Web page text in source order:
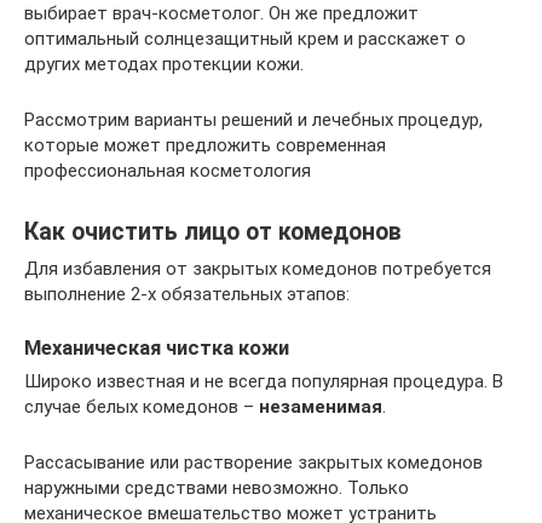
выбирает врач-косметолог. Он же предложит
оптимальный солнцезащитный крем и расскажет о
других методах протекции кожи.
Рассмотрим варианты решений и лечебных процедур,
которые может предложить современная
профессиональная косметология
Как очистить лицо от комедонов
Для избавления от закрытых комедонов потребуется
выполнение 2-х обязательных этапов:
Механическая чистка кожи
Широко известная и не всегда популярная процедура. В
случае белых комедонов – незаменимая.
Рассасывание или растворение закрытых комедонов
наружными средствами невозможно. Только
механическое вмешательство может устранить